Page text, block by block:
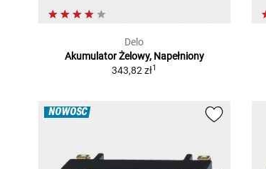
Delo
Akumulator Żelowy, Napełniony
343,82 zł1
NOWOŚĆ